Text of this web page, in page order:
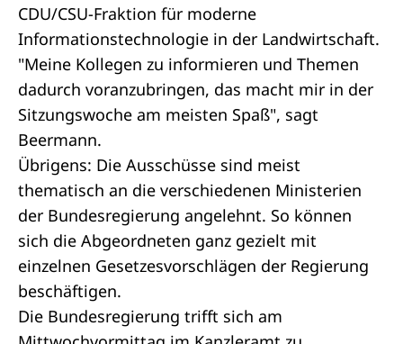
CDU/CSU-Fraktion für moderne
Informationstechnologie in der Landwirtschaft.
"Meine Kollegen zu informieren und Themen
dadurch voranzubringen, das macht mir in der
Sitzungswoche am meisten Spaß", sagt
Beermann.
Übrigens: Die Ausschüsse sind meist
thematisch an die verschiedenen Ministerien
der Bundesregierung angelehnt. So können
sich die Abgeordneten ganz gezielt mit
einzelnen Gesetzesvorschlägen der Regierung
beschäftigen.
Die Bundesregierung trifft sich am